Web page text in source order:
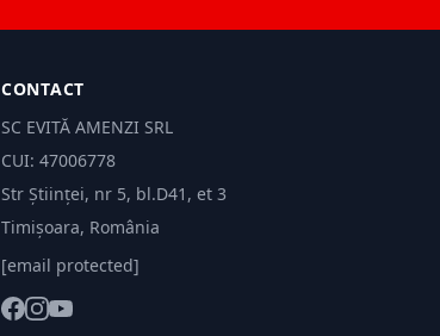
CONTACT
SC EVITĂ AMENZI SRL
CUI: 47006778
Str Științei, nr 5, bl.D41, et 3
Timișoara, România
[email protected]